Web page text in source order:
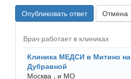
Опубликовать ответ Отмена
Врач работает в клиниках
Клиника МЕДСИ в Митино на
Дубравной
Москва , и МО